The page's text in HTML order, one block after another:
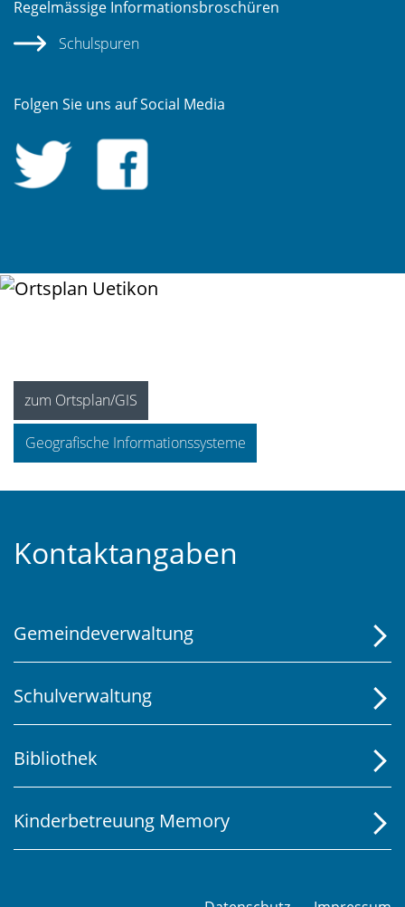
Regelmässige Informationsbroschüren
Schulspuren
Folgen Sie uns auf Social Media
Geografische Informationssysteme
zum Ortsplan/GIS
Fusszeile
Kontaktangaben
Gemeindeverwaltung
Schulverwaltung
Bibliothek
Kinderbetreuung Memory